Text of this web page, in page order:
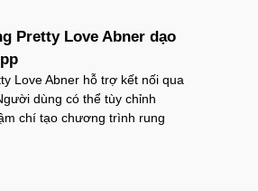
Pretty Love Abner dạo
Love Abner hỗ trợ kết nối qua
dùng có thể tùy chỉnh
chí tạo chương trình rung